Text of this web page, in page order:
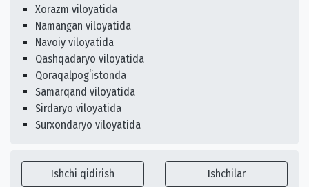
Xorazm viloyatida
Namangan viloyatida
Navoiy viloyatida
Qashqadaryo viloyatida
Qoraqalpogʻistonda
Samarqand viloyatida
Sirdaryo viloyatida
Surxondaryo viloyatida
Ishchi qidirish Ishchilar